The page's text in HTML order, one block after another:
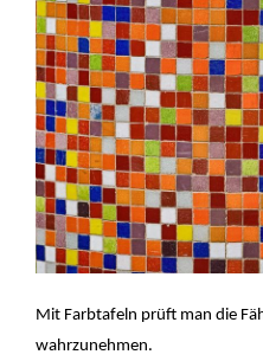
Mit Farbtafeln prüft man die
wahrzunehmen.